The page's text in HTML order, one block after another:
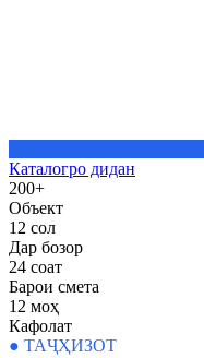
Каталогро дидан
200+
Объект
12 сол
Дар бозор
24 соат
Барои смета
12 моҳ
Кафолат
● ТАҶҲИЗОТ